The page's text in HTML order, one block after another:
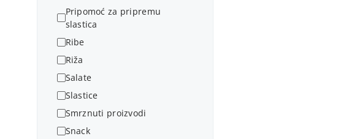
Pripomoć za pripremu
slastica
Ribe
Riža
Salate
Slastice
Smrznuti proizvodi
Snack